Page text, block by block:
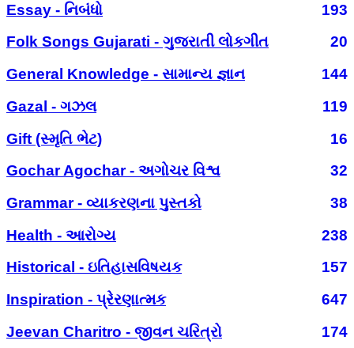
Essay - નિબંધો
193
Folk Songs Gujarati - ગુજરાતી લોકગીત
20
General Knowledge - સામાન્ય જ્ઞાન
144
Gazal - ગઝલ
119
Gift (સ્મૃતિ ભેટ)
16
Gochar Agochar - અગોચર વિશ્વ
32
Grammar - વ્યાકરણના પુસ્તકો
38
Health - આરોગ્ય
238
Historical - ઇતિહાસવિષયક
157
Inspiration - પ્રેરણાત્મક
647
Jeevan Charitro - જીવન ચરિત્રો
174